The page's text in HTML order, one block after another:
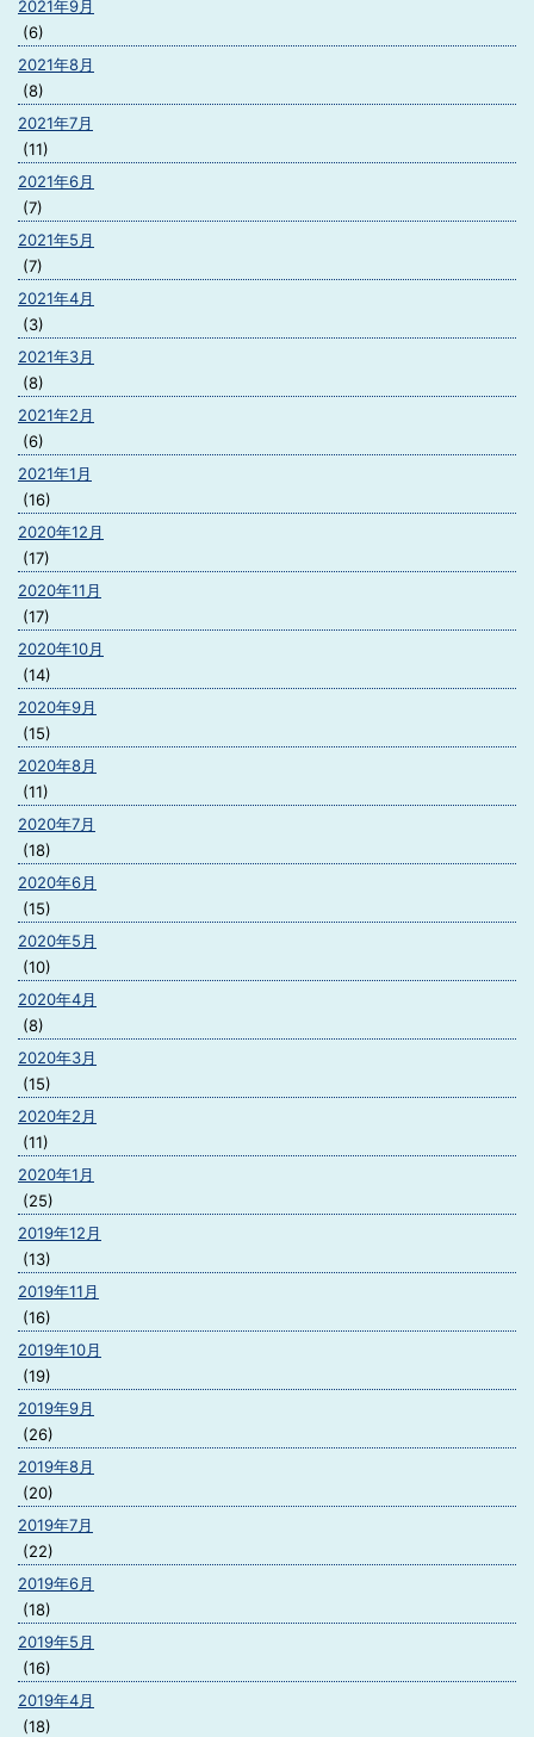
2021年9月
(6)
2021年8月
(8)
2021年7月
(11)
2021年6月
(7)
2021年5月
(7)
2021年4月
(3)
2021年3月
(8)
2021年2月
(6)
2021年1月
(16)
2020年12月
(17)
2020年11月
(17)
2020年10月
(14)
2020年9月
(15)
2020年8月
(11)
2020年7月
(18)
2020年6月
(15)
2020年5月
(10)
2020年4月
(8)
2020年3月
(15)
2020年2月
(11)
2020年1月
(25)
2019年12月
(13)
2019年11月
(16)
2019年10月
(19)
2019年9月
(26)
2019年8月
(20)
2019年7月
(22)
2019年6月
(18)
2019年5月
(16)
2019年4月
(18)